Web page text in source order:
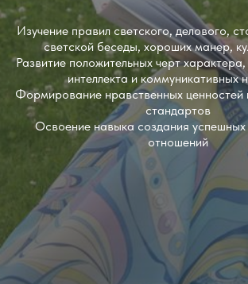
Изучение правил светского, делового,
светской беседы, хороших манер,
Развитие положительных черт
интеллекта и коммуникативных
Формирование нравственных ценностей
стандартов
Освоение навыка создания успешных
отношений